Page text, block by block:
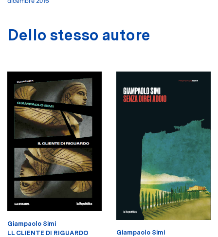
Dello stesso autore
Giampaolo Simi
LL CLIENTE DI RIGUARDO
Giampaolo Simi